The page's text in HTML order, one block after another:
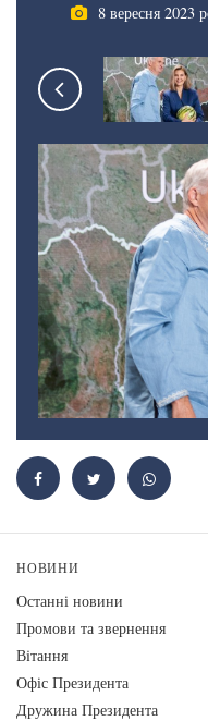
8 вересня 2023
НОВИНИ
Останні новини
Промови та звернення
Вiтання
Офіс Президента
Дружина Президента